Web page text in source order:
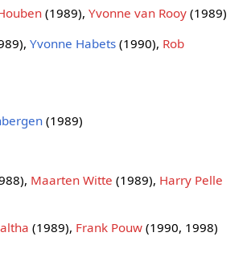
(1989),Yvonne van Rooy (1989)
Yvonne Habets (1990), Rob
(1989)
Maarten Witte (1989), Harry Pelle
(1989), Frank Pouw (1990, 1998)